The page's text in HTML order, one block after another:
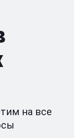
на все